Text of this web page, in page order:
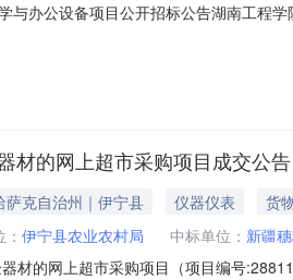
与办公设备项目公开招标公告湖南工程
的电子投标文件到湘潭市公共资源交易
材的网上超市采购项目成交公告
萨克自治州｜伊宁县 仪器仪表 货
伊宁县农业农村局 中标单位： 新疆
材的网上超市采购项目（项目编号